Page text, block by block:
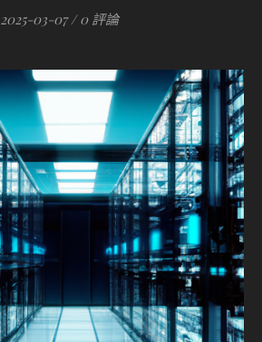
2025-03-07 / 0 評論